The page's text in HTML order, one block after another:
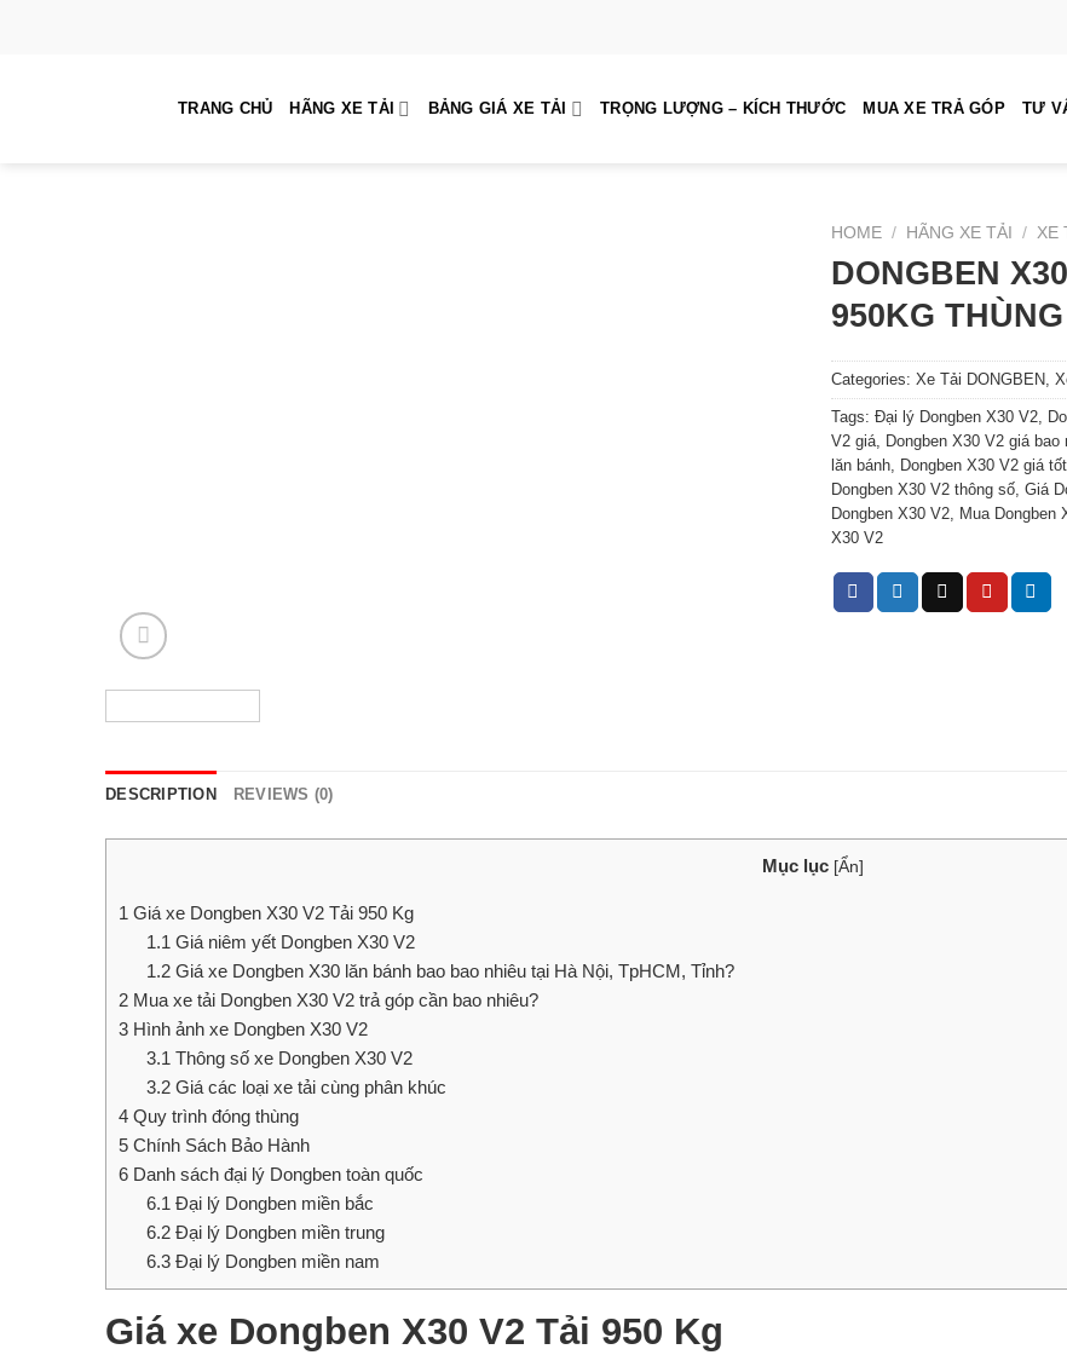
TRANG CHỦ HÃNG XE TẢI BẢNG GIÁ XE TẢI TRỌNG LƯỢNG – KÍCH THƯỚC MUA XE TRẢ GÓP TƯ
HOME / HÃNG XE TẢI / XE
DONGBEN
950KG
Categories: Xe Tải DONGBEN
Tags: Đại lý Dongben X30 V2
V2 giá
Dongben X30 V2 giá bao
lăn bánh
Dongben X30 V2 giá tốt
Dongben X30 V2 thông số Giá
Dongben X30 V2
Mua Dongben
X30 V2
DESCRIPTION REVIEWS (0)
Mục lục [Ẩn]
1 Giá xe Dongben X30 V2 Tải 950 Kg
1.1 Giá niêm yết Dongben X30 V2
1.2Giá xe Dongben X30 lăn bánh bao bao nhiêu tại Hà Nội, TpHCM, Tỉnh?
2 Mua xe tải Dongben X30 V2 trả góp cần bao nhiêu?
3 Hình ảnh xe Dongben X30 V2
3.1 Thông số xe Dongben X30 V2
3.2Giá các loại xe tải cùng phân khúc
4 Quy trình đóng thùng
5 Chính Sách Bảo Hành
6 Danh sách đại lý Dongben toàn quốc
6.1 Đại lý Dongben miền bắc
6.2Đại lý Dongben miền trung
6.3Đại lý Dongben miền nam
Giá xe Dongben X30 V2 Tải 950 Kg